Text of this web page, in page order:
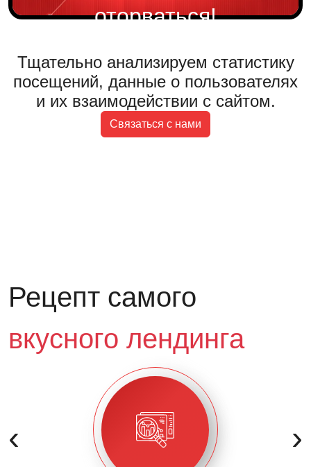
оторваться!
Тщательно анализируем статистику
посещений, данные о пользователях
и их взаимодействии с сайтом.
Cвязаться с нами
Рецепт самого
вкусного лендинга
‹ ›